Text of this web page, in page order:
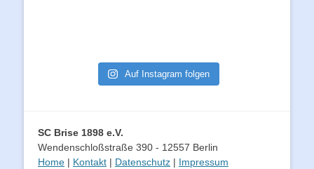
Auf Instagram folgen
SC Brise 1898 e.V.
Wendenschloßstraße 390 - 12557 Berlin
Home | Kontakt | Datenschutz | Impressum